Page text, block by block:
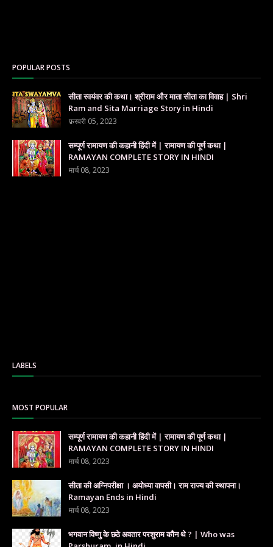
POPULAR POSTS
सीता स्वयंवर की कथा। श्रीराम और माता सीता का विवाह | Shri
Ram and Sita Marriage Story in Hindi
फ़रवरी 05, 2023
सम्पूर्ण रामायण की कहानी हिंदी में | रामायण की पूर्ण कथा |
RAMAYAN COMPLETE STORY IN HINDI
मार्च 08, 2023
LABELS
MOST POPULAR
सम्पूर्ण रामायण की कहानी हिंदी में | रामायण की पूर्ण कथा |
RAMAYAN COMPLETE STORY IN HINDI
मार्च 08, 2023
सीता की अग्निपरीक्षा । अयोध्या वापसी। राम राज्य की स्थापना।
Ramayan Ends in Hindi
मार्च 08, 2023
भगवान विष्णु के छठे अवतार परशुराम कौन थे ? | Who was